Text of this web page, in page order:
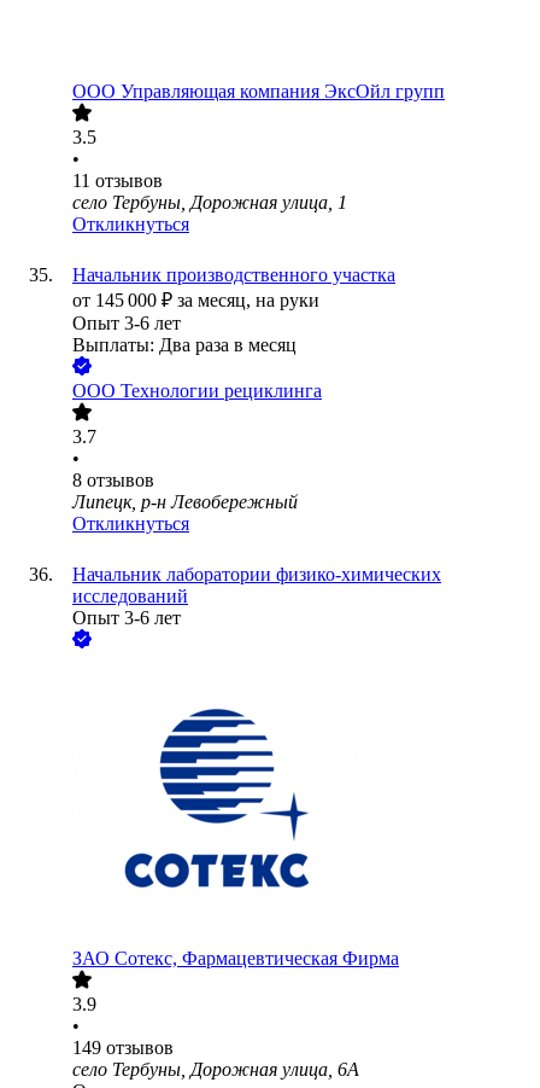
ООО Управляющая компания ЭксОйл групп
3.5
•
11 отзывов
село Тербуны, Дорожная улица, 1
Откликнуться
Начальник производственного участка
от 145 000 ₽ за месяц, на руки
Опыт 3-6 лет
Выплаты: Два раза в месяц
ООО Технологии рециклинга
3.7
•
8 отзывов
Липецк, р-н Левобережный
Откликнуться
Начальник лаборатории физико-химических
исследований
Опыт 3-6 лет
ЗАО Сотекс, Фармацевтическая Фирма
3.9
•
149 отзывов
село Тербуны, Дорожная улица, 6А